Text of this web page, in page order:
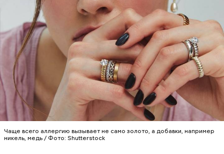
Чаще всего аллергию вызывает не само золото, а добавки, например
никель, медь / Фото: Shutterstock
День «Счастье случается» был инициирован
Тайным обществом счастливых людей, чтобы
напомнить людям, что счастье на самом деле
кроется в мелочах. Отпраздновать этот день
можно, поделившись с другими людьми
счастливыми моментами из своей жизни.
Уберут отеки и улучшат зрение:
диетолог Соломатина рассказала
о пользе кабачков
Кабачки, тушеные с курицей
Как приготовить домашний
майонез: три простых рецепта
Эндокринолог Куликова
объяснила, в чем заключается
польза сезонных овощей и
фруктов